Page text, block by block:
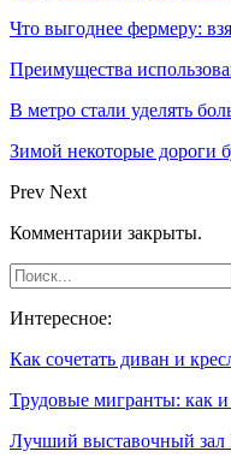
Что выгоднее фермеру:
Преимущества
В метро стали уделять
Зимой некоторые дороги
Prev Next
Комментарии закрыты.
Интересное:
Как сочетать диван и
Трудовые мигранты: как
Лучший выставочный зал